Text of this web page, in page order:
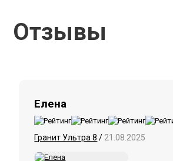
Отзывы
Елена
Гранит Ультра 8 / 21.08.2025